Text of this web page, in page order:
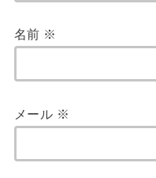
名前 ※
メール ※